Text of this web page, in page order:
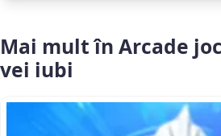
Mai mult în Arcade
vei iubi